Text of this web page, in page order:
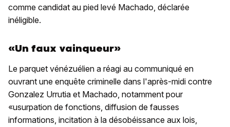
comme candidat au pied levé Machado, déclarée
inéligible.
«Un faux vainqueur»
Le parquet vénézuélien a réagi au communiqué en
ouvrant une enquête criminelle dans l'après-midi contre
Gonzalez Urrutia et Machado, notamment pour
«usurpation de fonctions, diffusion de fausses
informations, incitation à la désobéissance aux lois,